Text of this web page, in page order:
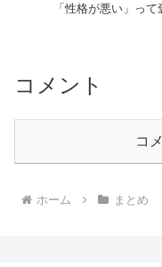
「性格が悪い」っ
コメント
コ
ホーム まとめ